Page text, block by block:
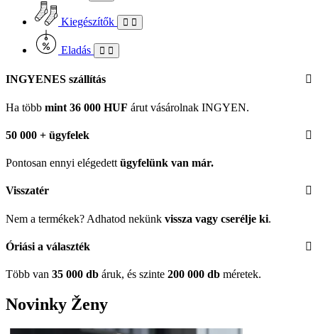
Kiegészítők
Eladás
INGYENES szállítás
Ha több mint 36 000 HUF árut vásárolnak INGYEN.
50 000 + ügyfelek
Pontosan ennyi elégedett ügyfelünk van már.
Visszatér
Nem a termékek? Adhatod nekünk vissza vagy cserélje ki.
Óriási a választék
Több van 35 000 db áruk, és szinte 200 000 db méretek.
Novinky Ženy